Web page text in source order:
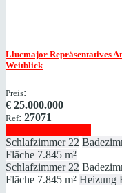
Llucmajor Repräsentatives
Weitblick
Preis:
€ 25.000.000
Ref: 27071
Schlafzimmer 22
Fläche 7.845 m²
Schlafzimmer 22
Fläche 7.845 m² Heizung